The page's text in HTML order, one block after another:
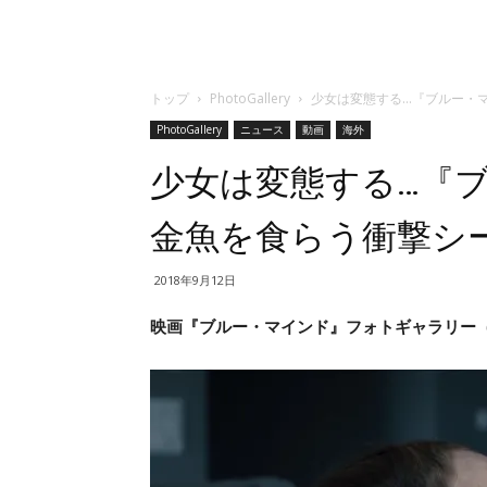
トップ PhotoGallery 少女は変態する…『ブルー・
PhotoGallery ニュース 動画 海外
少女は変態する…『
金魚を食らう衝撃シ
2018年9月12日
映画『ブルー・マインド』フォトギャラリー